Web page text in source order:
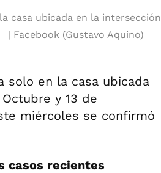
casa ubicada en la intersección
Facebook (Gustavo Aquino)
solo en la casa ubicada
y 13 de
miércoles se confirmó
casos recientes